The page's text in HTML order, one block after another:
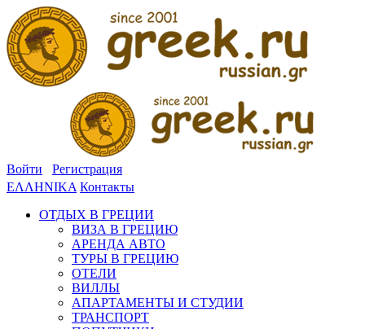
Войти
Регистрация
ΕΛΛΗΝΙΚΑ Контакты
ОТДЫХ В ГРЕЦИИ
ВИЗА В ГРЕЦИЮ
АРЕНДА АВТО
ТУРЫ В ГРЕЦИЮ
ОТЕЛИ
ВИЛЛЫ
АПАРТАМЕНТЫ И СТУДИИ
ТРАНСПОРТ